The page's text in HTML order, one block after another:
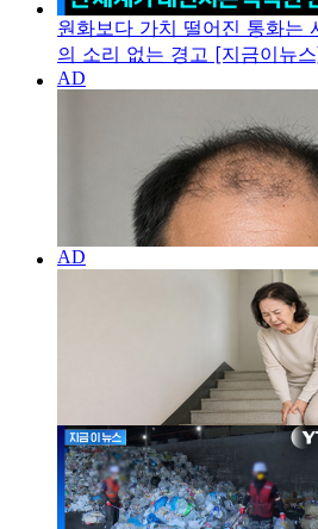
원화보다 가치 떨어진 통화는
의 소리 없는 경고 [지금이뉴